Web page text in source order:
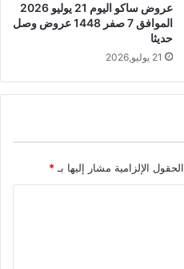
عروض ساكو اليوم 21 يوليو 2026
الموافق 7 صفر 1448 عروض وصل
حديثا
21 يوليو,2026
الحقول الإلزامية مشار إليها بـ*